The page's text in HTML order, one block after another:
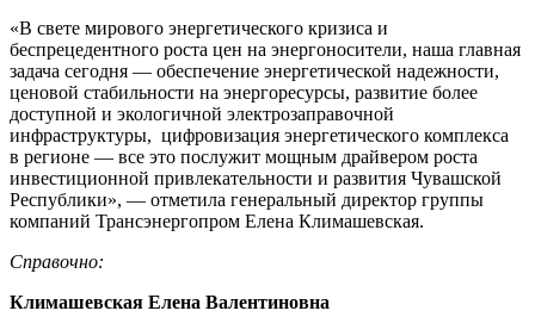
«В свете мирового энергетического кризиса и
беспрецедентного роста цен на энергоносители, наша главная
задача сегодня — обеспечение энергетической надежности,
ценовой стабильности на энергоресурсы, развитие более
доступной и экологичной электрозаправочной
инфраструктуры, цифровизация энергетического комплекса
в регионе — все это послужит мощным драйвером роста
инвестиционной привлекательности и развития Чувашской
Республики», — отметила генеральный директор группы
компаний Трансэнергопром Елена Климашевская.
Справочно:
Климашевская Елена Валентиновна